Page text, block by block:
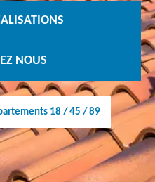
NOUS
18 / 45 / 89